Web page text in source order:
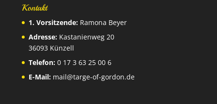
Kontakt
1. Vorsitzende:Ramona Beyer
Adresse:Kastanienweg 20
36093 Künzell
Telefon:0 17 3 63 25 00 6
E-Mail: mail@targe-of-gordon.de